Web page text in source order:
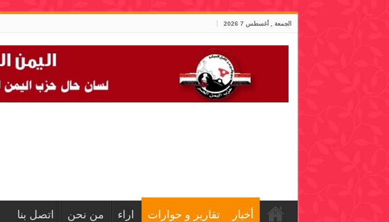
الجمعة , أغسطس 7 2026
أخبار تقارير و حوارات اراء من نحن اتصل بنا